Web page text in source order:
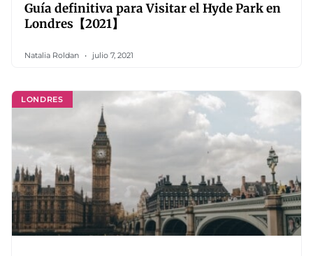
Guía definitiva para Visitar el Hyde Park en
Londres【2021】
Natalia Roldan julio 7, 2021
LONDRES